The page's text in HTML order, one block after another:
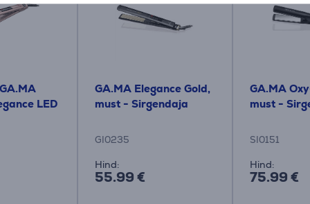
LED
GA.MA Elegance Gold,
must - Sirgendaja
GI0235
Hind:
55.99 €
GA.MA
must -
SI0151
Hind:
75.99 €